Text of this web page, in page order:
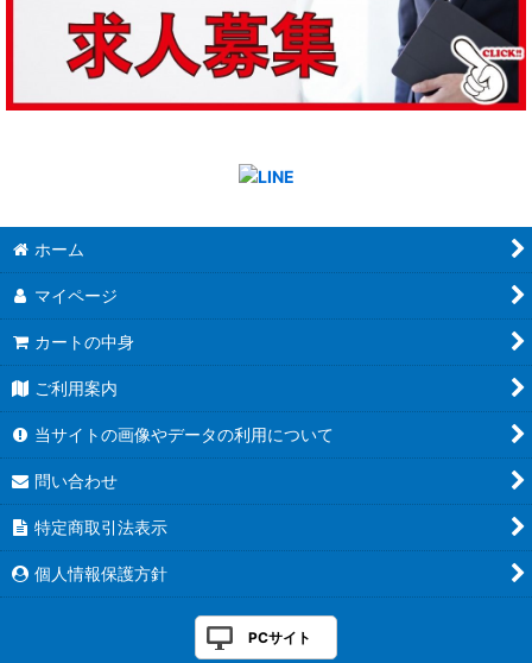
ホーム
マイページ
カートの中身
ご利用案内
当サイトの画像やデータの利用について
問い合わせ
特定商取引法表示
個人情報保護方針
PCサイト